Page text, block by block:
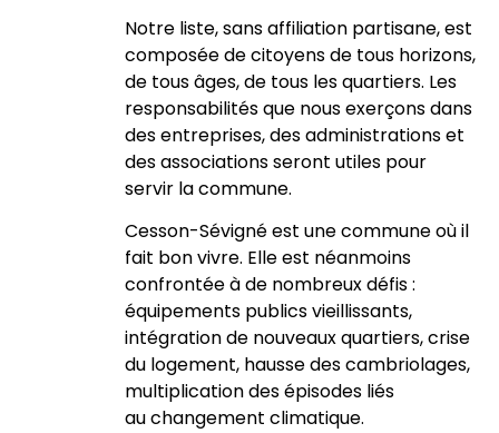
Notre liste, sans affiliation partisane, est
composée de citoyens de tous horizons,
de tous âges, de tous les quartiers. Les
responsabilités que nous exerçons dans
des entreprises, des administrations et
des associations seront utiles pour
servir la commune.
Cesson-Sévigné est une commune où il
fait bon vivre. Elle est néanmoins
confrontée à de nombreux défis :
équipements publics vieillissants,
intégration de nouveaux quartiers, crise
du logement, hausse des cambriolages,
multiplication des épisodes liés
au changement climatique.